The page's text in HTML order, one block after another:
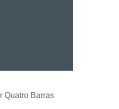
Digifort
Quatro Barras